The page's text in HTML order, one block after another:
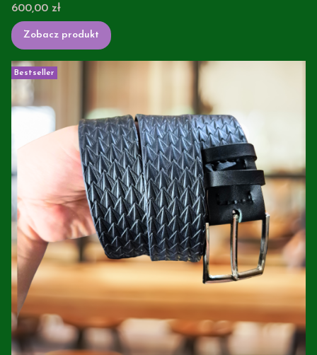
Cena
600,00 zł
Zobacz produkt
Bestseller